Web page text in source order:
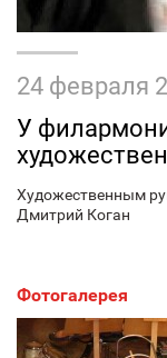
24 февраля
У
Художественным
Дмитрий Коган
Фотогалерея